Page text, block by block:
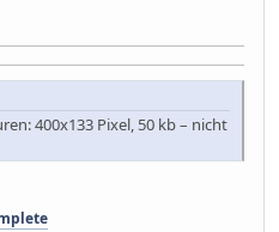
400x133 Pixel, 50 kb – nicht